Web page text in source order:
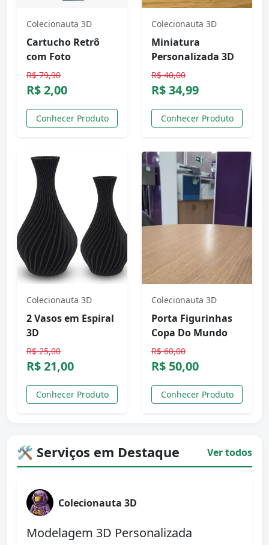
Colecionauta 3D
Cartucho Retrô
com Foto
R$ 79,90
R$ 2,00
Conhecer Produto
Colecionauta 3D
Miniatura
Personalizada 3D
R$ 40,00
R$ 34,99
Conhecer Produto
Colecionauta 3D
2 Vasos em Espiral
3D
R$ 25,00
R$ 21,00
Conhecer Produto
Colecionauta 3D
Porta Figurinhas
Copa Do Mundo
R$ 60,00
R$ 50,00
Conhecer Produto
🛠️ Serviços em Destaque Ver todos
Colecionauta 3D
Modelagem 3D Personalizada